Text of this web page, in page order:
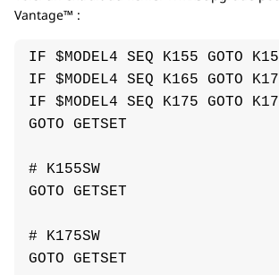
Vantage™ :
IF $MODEL4 SEQ K155 GOTO
IF $MODEL4 SEQ K165 GOTO
IF $MODEL4 SEQ K175 GOTO
GOTO GETSET
# K155SW
GOTO GETSET
# K175SW
GOTO GETSET